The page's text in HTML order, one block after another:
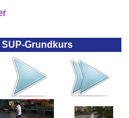
Grundkurs